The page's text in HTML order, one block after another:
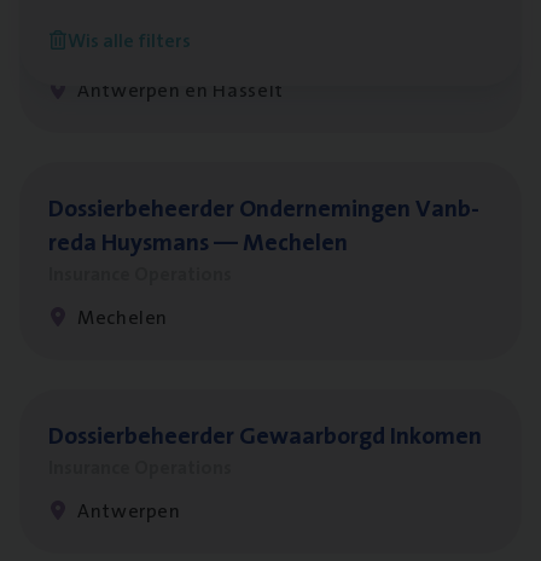
Wis alle filters
Insurance Operations
Antwerpen en Hasselt
Dos­sier­be­heer­der Onder­ne­min­gen Van­b­
re­da Huys­mans — Mechelen
Mechelen
Dos­sier­be­heer­der Gewaar­borgd Inkomen
Antwerpen